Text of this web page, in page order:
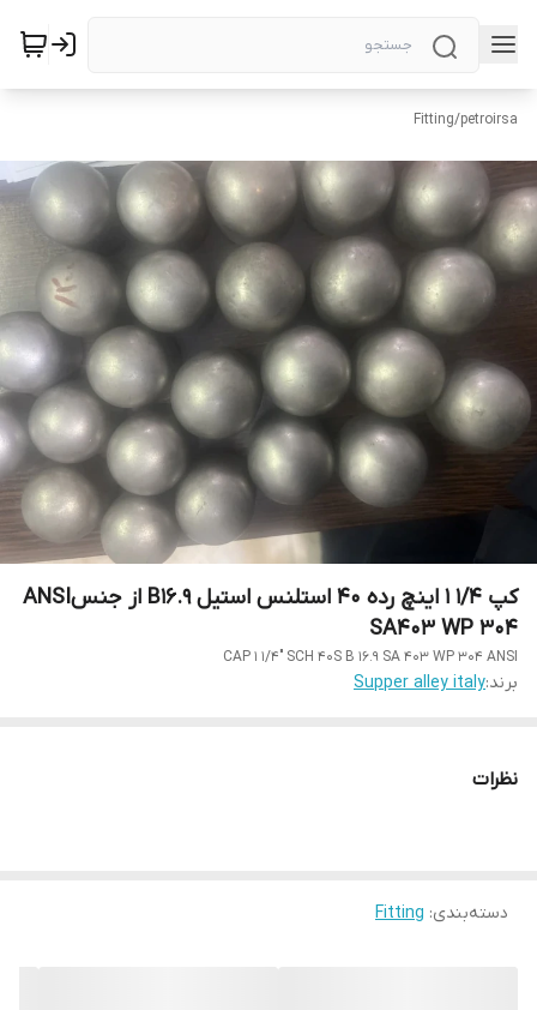
petroirsa
/
Fitting
کپ 1/4 1 اینچ رده 40 استلنس استیل B16.9 از جنسANSI
SA403 WP 304
CAP 1 1/4" SCH 40S B 16.9 SA 403 WP 304 ANSI
برند:Supper alley italy
نظرات
دسته‌بندی:
Fitting